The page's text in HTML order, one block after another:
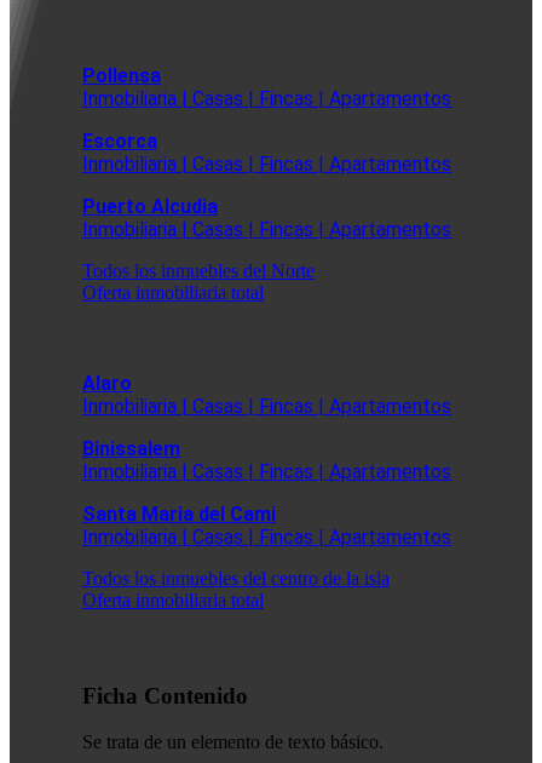
Pollensa
Inmobiliaria | Casas | Fincas | Apartamentos
Escorca
Inmobiliaria | Casas | Fincas | Apartamentos
Puerto Alcudia
Inmobiliaria | Casas | Fincas | Apartamentos
Todos los inmuebles del Norte
Oferta inmobiliaria total
Alaro
Inmobiliaria | Casas | Fincas | Apartamentos
Binissalem
Inmobiliaria | Casas | Fincas | Apartamentos
Santa Maria del Cami
Inmobiliaria | Casas | Fincas | Apartamentos
Todos los inmuebles del centro de la isla
Oferta inmobiliaria total
Ficha Contenido
Se trata de un elemento de texto básico.